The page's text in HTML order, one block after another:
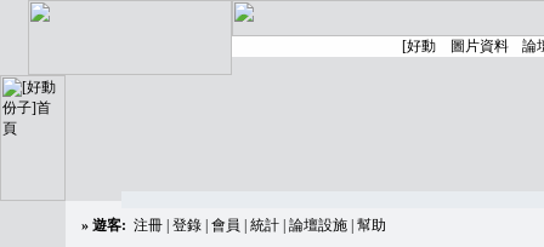
» 遊客: 注冊 登錄 會員 統計 論壇設施 幫助